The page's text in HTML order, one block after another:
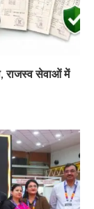
राजस्व सेवाओं में